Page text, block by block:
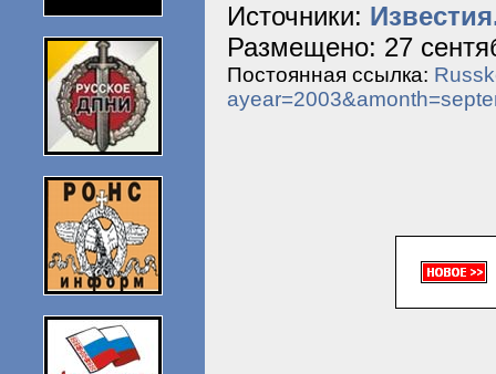
Источники:
Размещено: 27
Постоянная ссылка: